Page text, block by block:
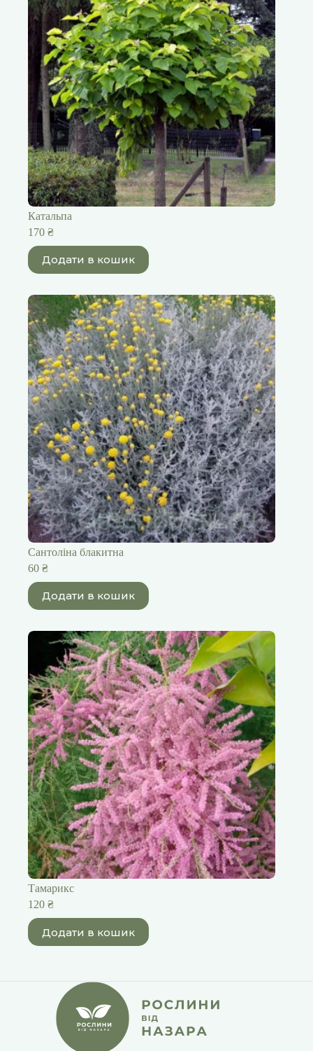
Катальпа
170 ₴
Додати в кошик
Сантоліна блакитна
60 ₴
Додати в кошик
Тамарикс
120 ₴
Додати в кошик